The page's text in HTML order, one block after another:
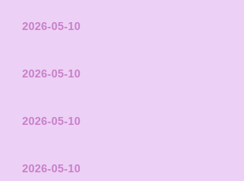
2026-05-10
2026-05-10
2026-05-10
2026-05-10